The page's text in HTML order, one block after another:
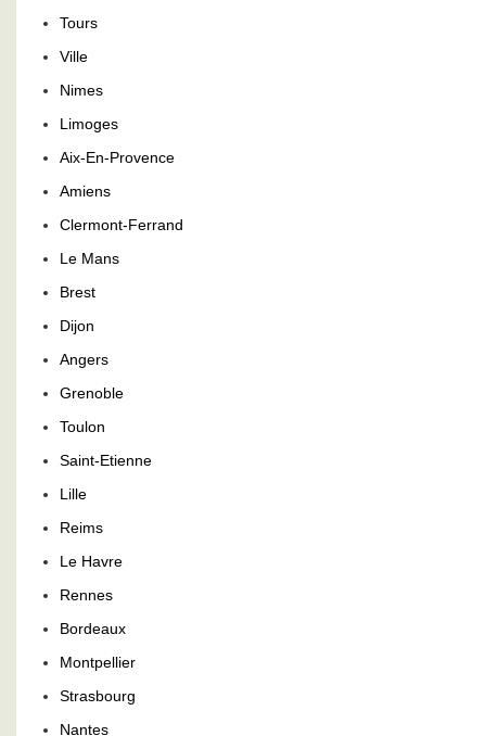
Tours
Ville
Nimes
Limoges
Aix-En-Provence
Amiens
Clermont-Ferrand
Le Mans
Brest
Dijon
Angers
Grenoble
Toulon
Saint-Etienne
Lille
Reims
Le Havre
Rennes
Bordeaux
Montpellier
Strasbourg
Nantes